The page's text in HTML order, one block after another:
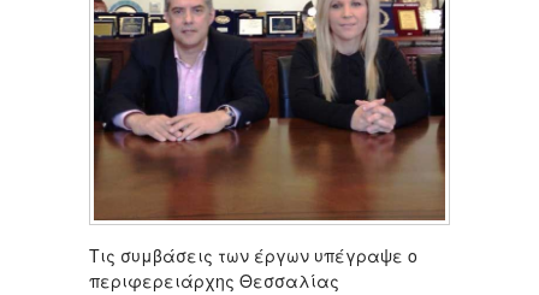
Τις συμβάσεις των έργων υπέγραψε ο
περιφερειάρχης Θεσσαλίας